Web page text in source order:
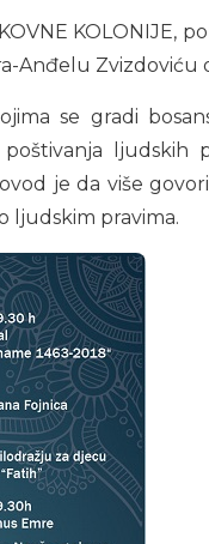
KOLONIJE,
Anđelu Zvizdoviću
se gradi
ljudskih
je da više
ljudskim pravima.